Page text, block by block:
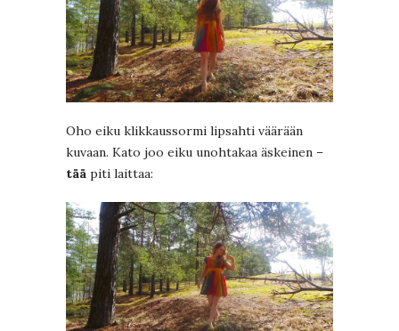
Oho eiku klikkaussormi lipsahti väärään
kuvaan. Kato joo eiku unohtakaa äskeinen –
tää piti laittaa: